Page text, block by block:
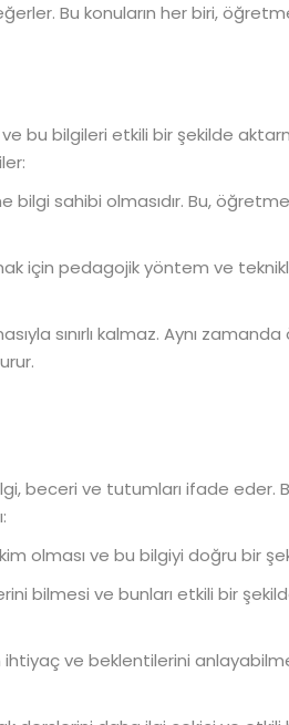
Bu konuların her biri,
bu bilgileri etkili bir şekilde
sahibi olmasıdır. Bu,
için pedagojik yöntem ve
sınırlı kalmaz. Aynı
beceri ve tutumları ifade eder.
olması ve bu bilgiyi doğru bir
bilmesi ve bunları etkili bir
ve beklentilerini